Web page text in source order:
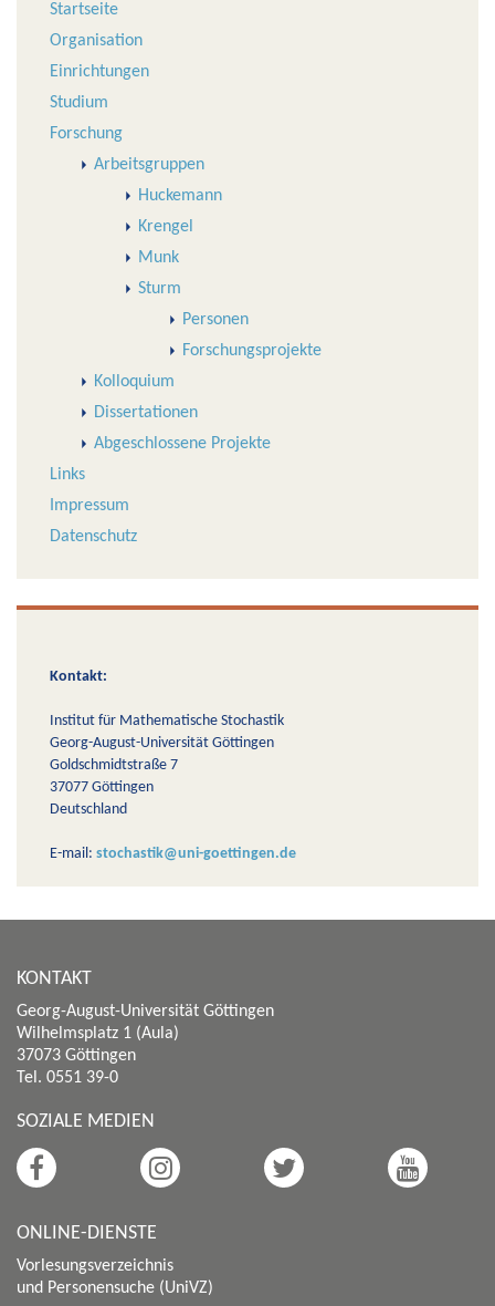
Startseite
Organisation
Einrichtungen
Studium
Forschung
Arbeitsgruppen
Huckemann
Krengel
Munk
Sturm
Personen
Forschungsprojekte
Kolloquium
Dissertationen
Abgeschlossene Projekte
Links
Impressum
Datenschutz
Kontakt:
Institut für Mathematische Stochastik
Georg-August-Universität Göttingen
Goldschmidtstraße 7
37077 Göttingen
Deutschland
E-mail: stochastik@uni-goettingen.de
KONTAKT
Georg-August-Universität Göttingen
Wilhelmsplatz 1 (Aula)
37073 Göttingen
Tel. 0551 39-0
SOZIALE MEDIEN
ONLINE-DIENSTE
Vorlesungsverzeichnis
und Personensuche (UniVZ)